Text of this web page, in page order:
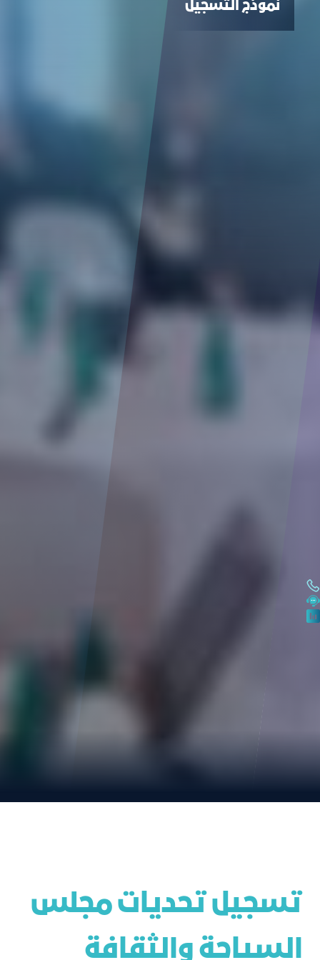
نموذج التسجيل
السياحة والثقافة